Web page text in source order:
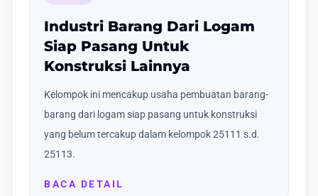
Industri Barang Dari Logam
Siap Pasang Untuk
Konstruksi Lainnya
Kelompok ini mencakup usaha pembuatan barang-
barang dari logam siap pasang untuk konstruksi
yang belum tercakup dalam kelompok 25111 s.d.
25113.
BACA DETAIL